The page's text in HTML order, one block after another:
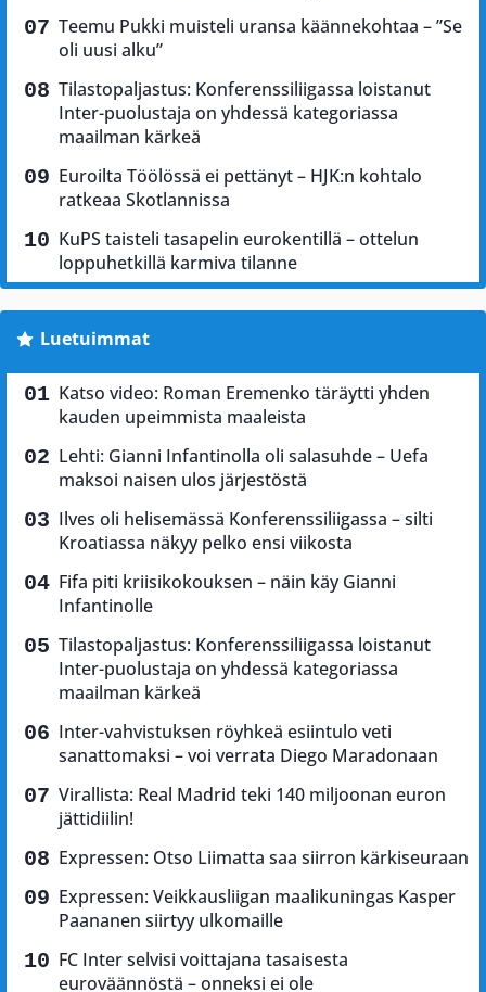
Teemu Pukki muisteli uransa käännekohtaa – ”Se
oli uusi alku”
Tilastopaljastus: Konferenssiliigassa loistanut
Inter-puolustaja on yhdessä kategoriassa
maailman kärkeä
Euroilta Töölössä ei pettänyt – HJK:n kohtalo
ratkeaa Skotlannissa
KuPS taisteli tasapelin eurokentillä – ottelun
loppuhetkillä karmiva tilanne
Luetuimmat
Katso video: Roman Eremenko täräytti yhden
kauden upeimmista maaleista
Lehti: Gianni Infantinolla oli salasuhde – Uefa
maksoi naisen ulos järjestöstä
Ilves oli helisemässä Konferenssiliigassa – silti
Kroatiassa näkyy pelko ensi viikosta
Fifa piti kriisikokouksen – näin käy Gianni
Infantinolle
Tilastopaljastus: Konferenssiliigassa loistanut
Inter-puolustaja on yhdessä kategoriassa
maailman kärkeä
Inter-vahvistuksen röyhkeä esiintulo veti
sanattomaksi – voi verrata Diego Maradonaan
Virallista: Real Madrid teki 140 miljoonan euron
jättidiilin!
Expressen: Otso Liimatta saa siirron kärkiseuraan
Expressen: Veikkausliigan maalikuningas Kasper
Paananen siirtyy ulkomaille
FC Inter selvisi voittajana tasaisesta
euroväännöstä – onneksi ei ole